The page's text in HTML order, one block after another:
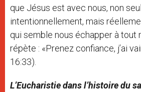
que Jésus est avec nous, non
intentionnellement, mais
qui semble nous échapper à tout
répète : «Prenez confiance, j’ai
16:33).
L’Eucharistie dans l’histoire du